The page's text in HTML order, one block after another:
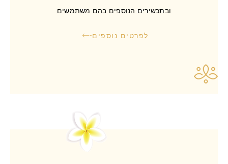
ובתכשירים הנוספים בהם משתמשים
לפרטים נוספים